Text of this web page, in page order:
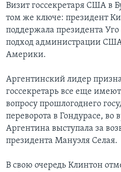
Визит госсекретаря США в
том же ключе: президент
поддержала президента
подход администрации
Америки.
Аргентинский лидер
госсекретарь все еще
вопросу прошлогоднего
переворота в Гондурасе, во
Аргентина выступала за
президента Мануэля Селая.
В свою очередь Клинтон